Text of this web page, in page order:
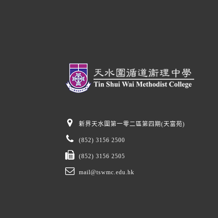
新界天水圍第一零二區第四期(天富苑)
(852) 3156 2500
(852) 3156 2505
mail@tswmc.edu.hk